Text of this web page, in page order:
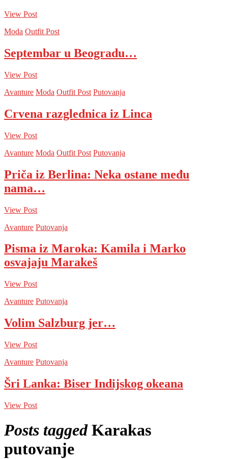
View Post
Moda Outfit Post
Septembar u Beogradu…
View Post
Avanture Moda Outfit Post Putovanja
Crvena razglednica iz Linca
View Post
Avanture Moda Outfit Post Putovanja
Priča iz Berlina: Neka ostane među
nama…
View Post
Avanture Putovanja
Pisma iz Maroka: Kamila i Marko
osvajaju Marakeš
View Post
Avanture Putovanja
Volim Salzburg jer…
View Post
Avanture Putovanja
Šri Lanka: Biser Indijskog okeana
View Post
Posts tagged Karakas
putovanje